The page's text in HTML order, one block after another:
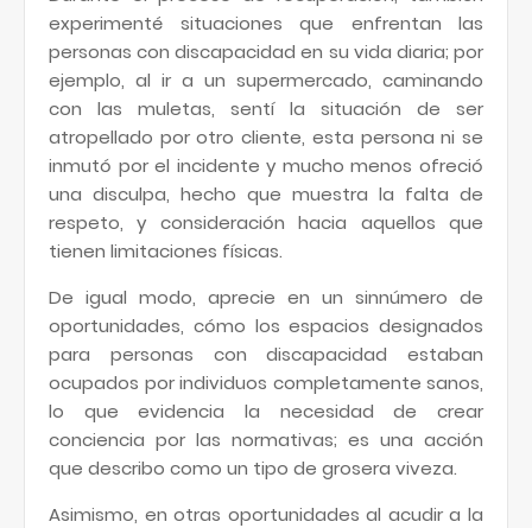
experimenté situaciones que enfrentan las
personas con discapacidad en su vida diaria; por
ejemplo, al ir a un supermercado, caminando
con las muletas, sentí la situación de ser
atropellado por otro cliente, esta persona ni se
inmutó por el incidente y mucho menos ofreció
una disculpa, hecho que muestra la falta de
respeto, y consideración hacia aquellos que
tienen limitaciones físicas.
De igual modo, aprecie en un sinnúmero de
oportunidades, cómo los espacios designados
para personas con discapacidad estaban
ocupados por individuos completamente sanos,
lo que evidencia la necesidad de crear
conciencia por las normativas; es una acción
que describo como un tipo de grosera viveza.
Asimismo, en otras oportunidades al acudir a la